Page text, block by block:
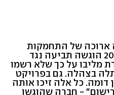
ארוכה של התחמקות
מרישום דירות בטאבו. ב-2007 הוגשה תביעה נגד
מליבו על כך שלא רשמו
בצהלה. גם בפרויקט
כל אלה זיכו אותה
- חברה שהוגשו